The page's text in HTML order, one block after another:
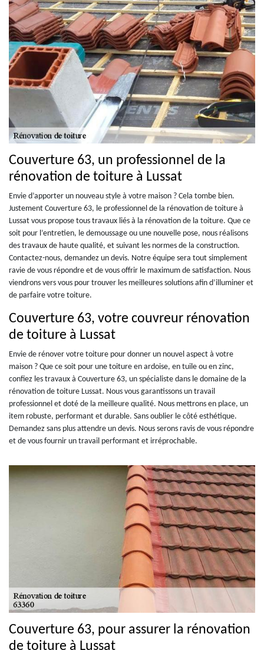
Couverture 63, un professionnel de la
rénovation de toiture à Lussat
Envie d’apporter un nouveau style à votre maison ? Cela tombe bien.
Justement Couverture 63, le professionnel de la rénovation de toiture à
Lussat vous propose tous travaux liés à la rénovation de la toiture. Que ce
soit pour l’entretien, le demoussage ou une nouvelle pose, nous réalisons
des travaux de haute qualité, et suivant les normes de la construction.
Contactez-nous, demandez un devis. Notre équipe sera tout simplement
ravie de vous répondre et de vous offrir le maximum de satisfaction. Nous
viendrons vers vous pour trouver les meilleures solutions afin d’illuminer et
de parfaire votre toiture.
Couverture 63, votre couvreur rénovation
de toiture à Lussat
Envie de rénover votre toiture pour donner un nouvel aspect à votre
maison ? Que ce soit pour une toiture en ardoise, en tuile ou en zinc,
confiez les travaux à Couverture 63, un spécialiste dans le domaine de la
rénovation de toiture Lussat. Nous vous garantissons un travail
professionnel et doté de la meilleure qualité. Nous mettrons en place, un
item robuste, performant et durable. Sans oublier le côté esthétique.
Demandez sans plus attendre un devis. Nous serons ravis de vous répondre
et de vous fournir un travail performant et irréprochable.
Couverture 63, pour assurer la rénovation
de toiture à Lussat